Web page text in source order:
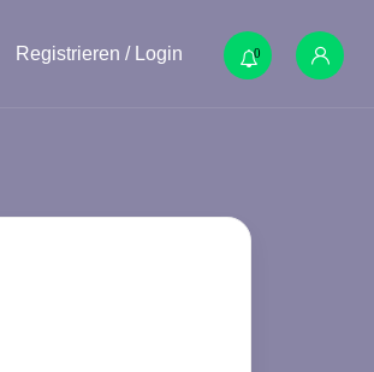
Registrieren / Login 0